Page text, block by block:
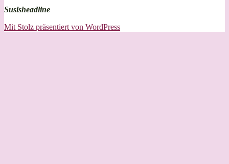
Susisheadline
Mit Stolz präsentiert von WordPress